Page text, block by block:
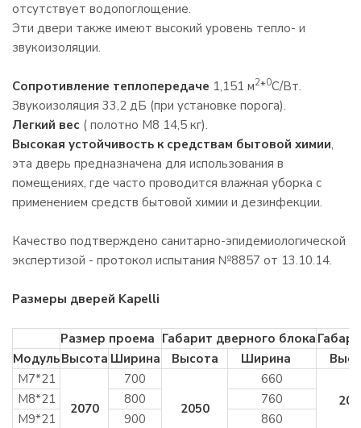
отсутствует водопоглощение.
Эти двери также имеют высокий уровень тепло- и
звукоизоляции.
Сопротивление теплопередаче 1,151 м2*0С/Вт.
Звукоизоляция 33,2 дБ (при установке порога).
Легкий вес ( полотно М8 14,5 кг).
Высокая устойчивость к средствам бытовой химии,
эта дверь предназначена для использования в
помещениях, где часто проводится влажная уборка с
применением средств бытовой химии и дезинфекции.
Качество подтверждено санитарно-эпидемиологической
экспертизой - протокол испытания №8857 от 13.10.14.
Размеры дверей Kapelli
Размер проема Габарит дверного блока
МодульВысота Ширина Высота Ширина
М7*21
2070
700
2050
660
М8*21 800
760
М9*21
900
860